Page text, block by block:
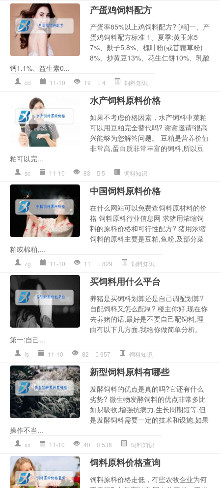
产蛋鸡饲料配方
产蛋率85%以上鸡饲料配方? [精]一、产
蛋鸡饲料配方标准 1、夏季:黄玉米5
7%、麸子5.8%、槐叶粉(或苜蓿草粉)
8%、炒黄豆13%、花生仁饼10%、乳酸
钙1.1%、益生素0...
cd 11-10 19 4 饲料知识
水产饲料原料价格
如果不考虑价格因素，水产饲料中菜粕
可以用豆粕完全替代吗? 谢谢邀请!很高
兴能够为您解答问题。 豆粕是营养价值
非常高,蛋白质非常丰富的饲料,所以豆
粕可以完...
sc 11-10 83 5 饲料知识
中国饲料原料价格
在什么网站可以免费查饲料原材料的价
格 饲料原料行业信息网 求猪用浓缩饲
料的原料价格和可行性配方? 猪用浓缩
饲料的原料主要是豆粕,鱼粉,及部分菜
粕或棉粕,...
zg 11-10 11 829 饲料知识
买饲料用什么平台
养猪是买饲料划算还是自己调配划算?
自配饲料又怎么配制? 楼主你好,现在你
去养猪的话,最好是不要自己配饲料,理
由有以下几方面,我给你做简单分析。
第一:自己...
ls 11-10 82 957 饲料知识
新型饲料原料有哪些
发酵饲料的优点是真的吗?它还有什么
劣势? 微生物发酵饲料的优点非常多比
如易吸收,增强抗病力,生长周期短等,但
是发酵饲料需要一定的技术和设施,如果
操作不当...
xx 11-10 40 538 饲料知识
饲料原料价格查询
饲料原料价格走低，有些农牧企业为何